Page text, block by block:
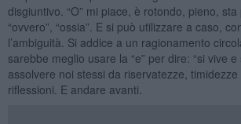
disgiuntivo. “O” mi piace, è rotondo, pieno, sta
“ovvero”, “ossia”. E si può utilizzare a caso,
l’ambiguità. Si addice a un ragionamento
sarebbe meglio usare la “e” per dire: “si vive e
assolvere noi stessi da riservatezze,
riflessioni. E andare avanti.